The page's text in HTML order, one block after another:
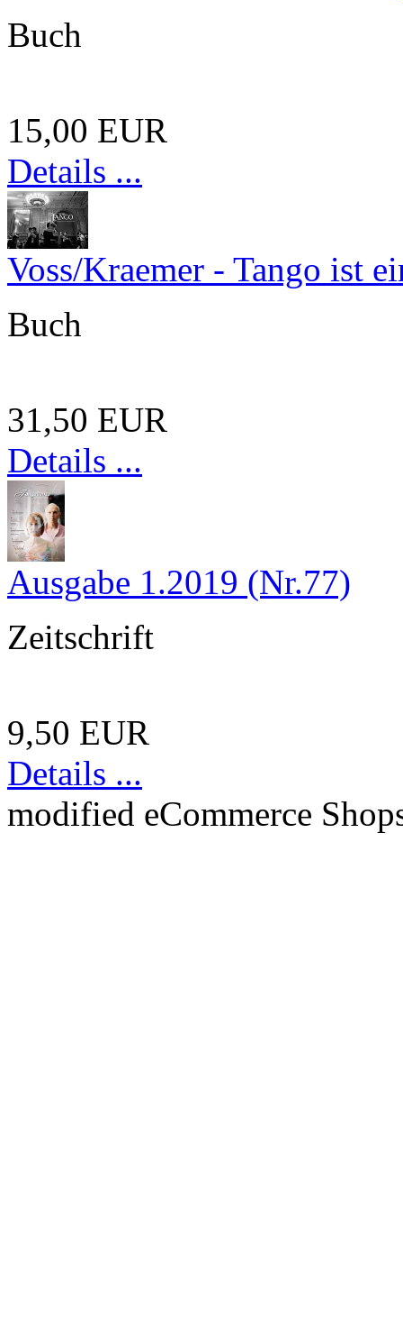
Buch
15,00 EUR
Details ...
Voss/Kraemer - Tango ist
Buch
31,50 EUR
Details ...
Ausgabe 1.2019 (Nr.77)
Zeitschrift
9,50 EUR
Details ...
modified eCommerce